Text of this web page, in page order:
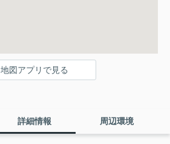
地図アプリで見る
詳細情報 周辺環境